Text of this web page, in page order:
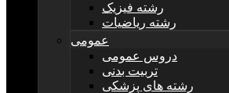
رشته فیزیک
رشته ریاضیات
عمومی
دروس عمومی
تربیت بدنی
رشته های پزشکی